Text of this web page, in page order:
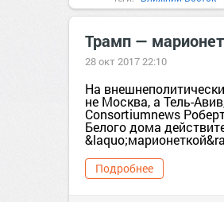
Трамп —
28 окт 2017 22:10
На
не Москва, а Тель-
Consortiumnews
Белого дома
Подробнее